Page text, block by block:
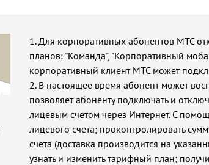
1. Для корпоративных абонентов МТС
планов: "Команда", "Корпоративный
корпоративный клиент МТС может
2. В настоящее время абонент может
позволяет абоненту подключать и
лицевым счетом через Интернет. С
лицевого счета; проконтролировать
счета (доставка производится на
узнать и изменить тарифный план;